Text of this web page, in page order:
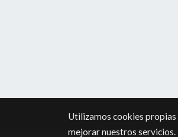
Utilizamos cookies
mejorar nuestros